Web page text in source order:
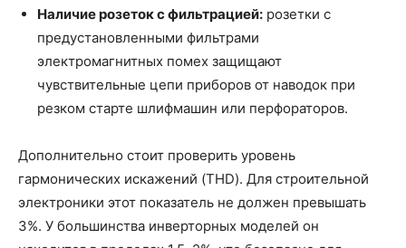
Наличие розеток с фильтрацией: розетки с
предустановленными фильтрами
электромагнитных помех защищают
чувствительные цепи приборов от наводок при
резком старте шлифмашин или перфораторов.
Дополнительно стоит проверить уровень
гармонических искажений (THD). Для строительной
электроники этот показатель не должен превышать
3%. У большинства инверторных моделей он